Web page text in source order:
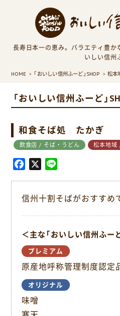
長寿日本一の恵み。バラエティ豊か
いしい信州
HOME 「おいしい信州ふーど」SHOP 松本
「おいしい信州ふーど」
和食そば処 たかぎ
飲食店 / そば・うどん 松本地域
e
o
k
X
e
信州十割そばがおすすめ
＜主な「おいしい信州ふー
プレミアム
原産地呼称管理制度認定
オリジナル
味噌